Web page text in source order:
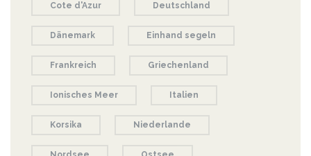
Cote d'Azur Deutschland
Dänemark Einhand segeln
Frankreich Griechenland
Ionisches Meer Italien
Korsika Niederlande